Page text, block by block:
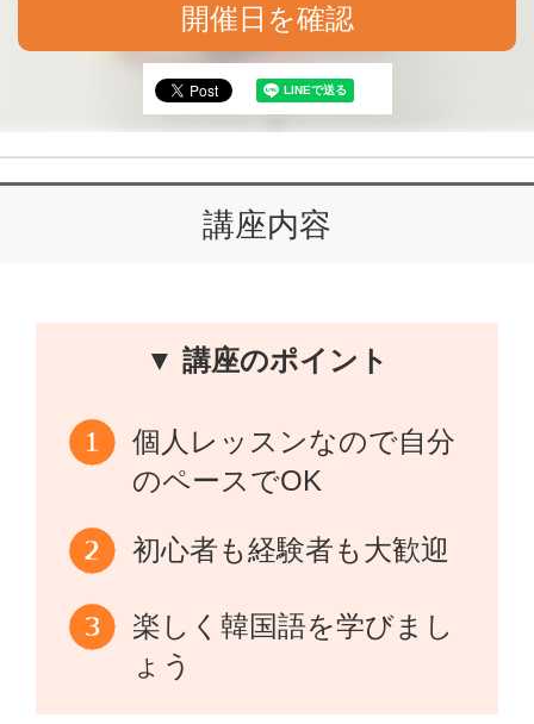
開催日を確認
講座内容
▼ 講座のポイント
個人レッスンなので自分
のペースでOK
初心者も経験者も大歓迎
楽しく韓国語を学びまし
ょう